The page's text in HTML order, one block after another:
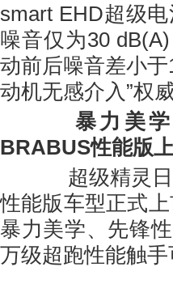
smart EHD超级
噪音仅为30
动前后噪音差小于
动机无感介入”权
暴力美
BRABUS性能版
超级精灵日
性能版车型正式
暴力美学、先锋
万级超跑性能触手